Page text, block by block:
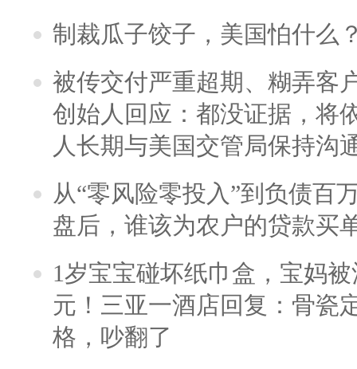
制裁瓜子饺子，美国怕什么
被传交付严重超期、糊弄客
创始人回应：都没证据，将
人长期与美国交管局保持沟
从“零风险零投入”到负债百
盘后，谁该为农户的贷款买
1岁宝宝碰坏纸巾盒，宝妈
元！三亚一酒店回复：骨瓷
格，吵翻了